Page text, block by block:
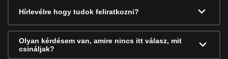
Hírlevélre hogy tudok feliratkozni?
Olyan kérdésem van, amire nincs itt válasz, mit
csináljak?